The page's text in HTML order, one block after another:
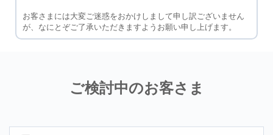
お客さまには大変ご迷惑をおかけしまして申し訳ございません
が、なにとぞご了承いただきますようお願い申し上げます。
ご検討中のお客さま